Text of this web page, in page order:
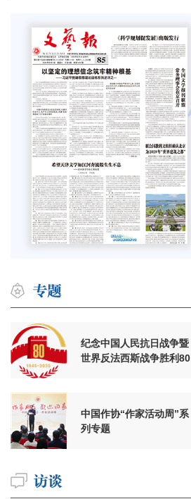
纪念中国人民抗日战争暨
世界反法西斯战争胜利80
中国作协“作家活动周”系
列专题